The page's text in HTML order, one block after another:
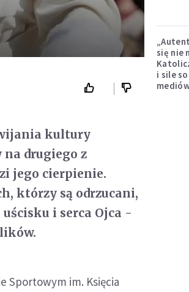
kultury
drugiego z
jego cierpienie.
którzy są odrzucani,
i serca Ojca -
Sportowym im. Księcia
się nie
i sile